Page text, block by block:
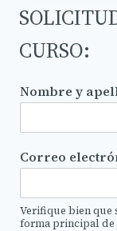
CURSO:
Nombre y
Correo
Verifique bien que
forma principal de